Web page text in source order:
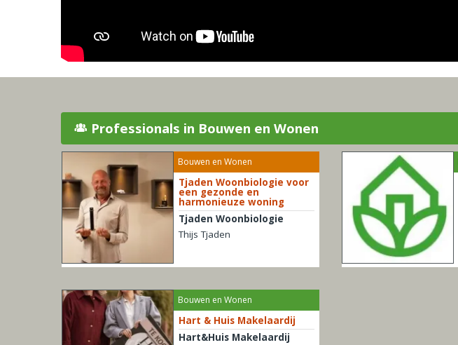
Professionals in Bouwen en Wonen
Bouwen en Wonen
Tjaden Woonbiologie voor
een gezonde en
harmonieuze woning
Tjaden Woonbiologie
Thijs Tjaden
Bouwen en Wonen
Hart & Huis Makelaardij
Hart&Huis Makelaardij